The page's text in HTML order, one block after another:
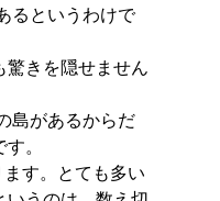
るというわけで
驚きを隠せません
島があるからだ
。
す。とても多い